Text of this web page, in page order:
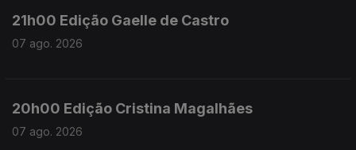
21h00 Edição Gaelle de Castro
07 ago. 2026
20h00 Edição Cristina Magalhães
07 ago. 2026